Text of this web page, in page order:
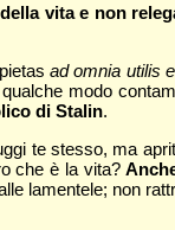
vita e non
ad omnia utilis
modo
di Stalin.
te stesso, ma
che è la vita?
lamentele; non